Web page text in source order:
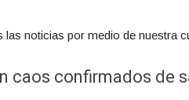
las noticias por medio de nuestra
caos confirmados de